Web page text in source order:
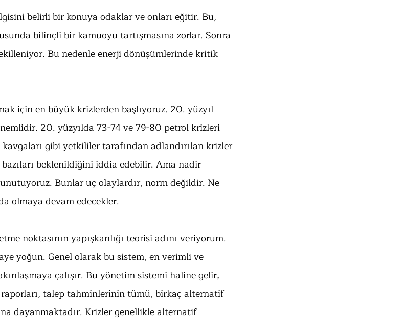
belirli bir konuya odaklar ve onları eğitir. Bu,
bilinçli bir kamuoyu tartışmasına zorlar. Sonra
Bu nedenle enerji dönüşümlerinde kritik
için en büyük krizlerden başlıyoruz. 20. yüzyıl
20. yüzyılda 73-74 ve 79-80 petrol krizleri
gibi yetkililer tarafından adlandırılan krizler
beklenildiğini iddia edebilir. Ama nadir
Bunlar uç olaylardır, norm değildir. Ne
olmaya devam edecekler.
noktasının yapışkanlığı teorisi adını veriyorum.
yoğun. Genel olarak bu sistem, en verimli ve
çalışır. Bu yönetim sistemi haline gelir,
talep tahminlerinin tümü, birkaç alternatif
dayanmaktadır. Krizler genellikle alternatif